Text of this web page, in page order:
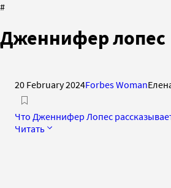
#
Дженнифер лопес
20 February 2024Forbes Woman
Что Дженнифер Лопес
Читать